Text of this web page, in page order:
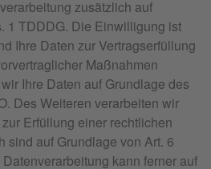
zusätzlich auf
1 TDDDG. Die Einwilligung ist
Ihre Daten zur Vertragserfüllung
Maßnahmen
Ihre Daten auf Grundlage des
Des Weiteren verarbeiten wir
Erfüllung einer rechtlichen
sind auf Grundlage von Art. 6
kann ferner auf